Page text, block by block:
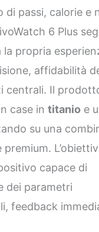
di passi, calorie e
6 Plus
propria
affidabilità
centrali. Il
case intitanio e
su una
capace di
dei parametri
feedback